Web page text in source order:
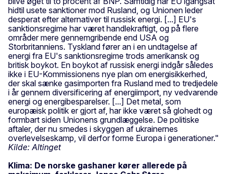
hidtil usete sanktioner mod Rusland, og Unionen leder
desperat efter alternativer til russisk energi. [...] EU's
sanktionsregime har været handlekraftigt, og på flere
områder mere gennemgribende end USA og
Storbritanniens. Tyskland fører an i en undtagelse af
energi fra EU's sanktionsregime trods amerikansk og
britisk boykot. En boykot af russisk energi indgår således
ikke i EU-Kommissionens nye plan om energisikkerhed,
der skal sænke gasimporten fra Rusland med to tredjedele
i år gennem diversificering af energiimport, ny vedvarende
energi og energibesparelser. [...] Det metal, som
europæisk politik er gjort af, har ikke været så glohedt og
formbart siden Unionens grundlæggelse. De politiske
aftaler, der nu smedes i skyggen af ukrainernes
overlevelseskamp, vil derfor forme Europa i generationer."
Kilde: Altinget
Klima: De norske gashaner kører allerede på